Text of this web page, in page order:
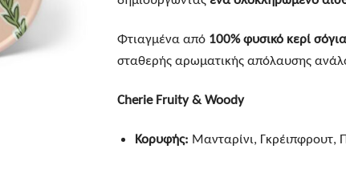
Φτιαγμένα από 100% φυσικό κερί
σταθερής αρωματικής απόλαυσης
Cherie Fruity & Woody
Κορυφής: Μανταρίνι, Γκρέιπφρουτ,